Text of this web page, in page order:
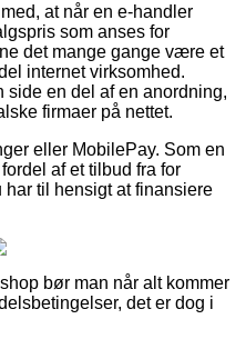
at når en e-handler
som anses for
det mange gange være et
internet virksomhed.
side en del af en anordning,
firmaer på nettet.
eller MobilePay. Som en
af et tilbud fra for
til hensigt at finansiere
bør man når alt kommer
det er dog i